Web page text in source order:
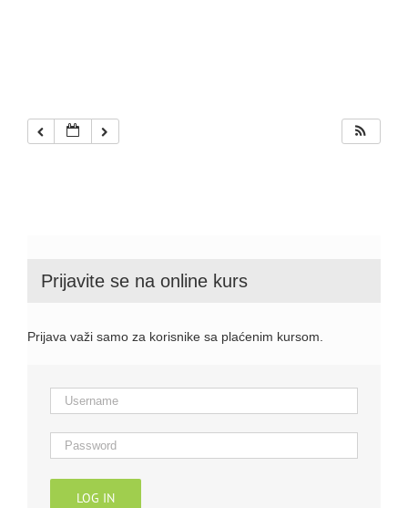
Prijavite se na online kurs
Prijava važi samo za korisnike sa plaćenim kursom.
LOG IN